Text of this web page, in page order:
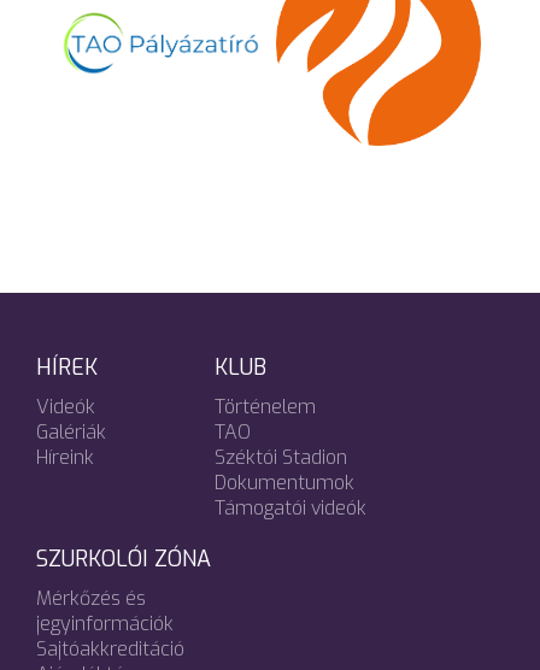
HÍREK
Videók
Galériák
Híreink
KLUB
Történelem
TAO
Széktói Stadion
Dokumentumok
Támogatói videók
SZURKOLÓI ZÓNA
Mérkőzés és
jegyinformációk
Sajtóakkreditáció